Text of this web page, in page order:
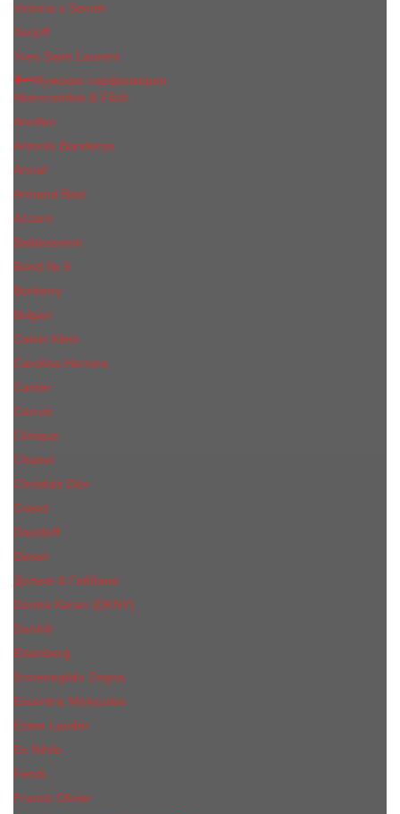
Victoria s Secret
Xerjoff
Yves Saint Laurent
Мужская парфюмерия
Abercrombie & Fitch
Annifen
Antonio Banderas
Armaf
Armand Basi
Azzaro
Baldessarini
Bond № 9
Burberry
Bvlgari
Calvin Klein
Carolina Herrera
Cartier
Cerruti
Сliniquе
Chanel
Christian Dior
Creed
Davidoff
Diesel
Дольче & Габбана
Donna Karan (DKNY)
Dunhill
Eisenberg
Ermenegildo Zegna
Escentric Molecules
Еsteе Lаudеr
Ex Nihilo
Fendi
Franck Olivier